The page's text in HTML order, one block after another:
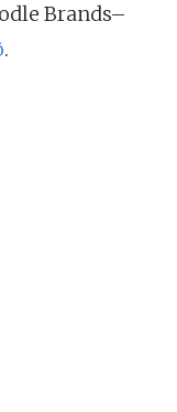
Brands–
.